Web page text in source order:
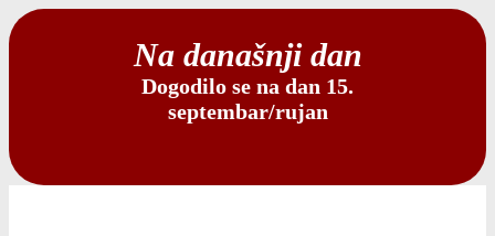
Na današnji dan
Dogodilo se na dan 15.
septembar/rujan